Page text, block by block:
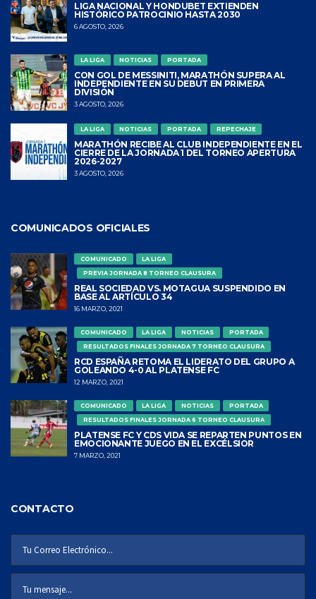
LIGA NACIONAL Y HONDUBET EXTIENDEN
HISTÓRICO PATROCINIO HASTA 2030
6 AGOSTO, 2026
LA LIGA NOTICIAS PORTADA
CON GOL DE MESSINITI, MARATHÓN SUPERA AL
INDEPENDIENTE EN SU DEBUT EN PRIMERA
DIVISIÓN
3 AGOSTO, 2026
LA LIGA NOTICIAS PORTADA REPECHAJE
MARATHÓN RECIBE AL CLUB INDEPENDIENTE EN EL
CIERRE DE LA JORNADA 1 DEL TORNEO APERTURA
2026-2027
3 AGOSTO, 2026
COMUNICADOS OFICIALES
COMUNICADO
LA LIGA
PREVIA JORNADA 8 TORNEO CLAUSURA
REAL SOCIEDAD VS. MOTAGUA SUSPENDIDO EN
BASE AL ARTÍCULO 34
16 MARZO, 2021
COMUNICADO LA LIGA NOTICIAS
PORTADA
RESULTADOS FINALES JORNADA 7 TORNEO CLAUSURA
RCD ESPAÑA RETOMA EL LIDERATO DEL GRUPO A
GOLEANDO 4-0 AL PLATENSE FC
12 MARZO, 2021
COMUNICADO LA LIGA NOTICIAS
PORTADA
RESULTADOS FINALES JORNADA 6 TORNEO CLAUSURA
PLATENSE FC Y CDS VIDA SE REPARTEN PUNTOS EN
EMOCIONANTE JUEGO EN EL EXCÉLSIOR
7 MARZO, 2021
CONTACTO